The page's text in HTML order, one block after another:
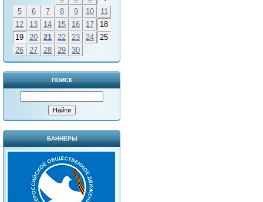
5
6 7 8 9 10
11
12
13 14 15 16 17
18
19
20 21 22 23 24
25
26
27 28 29 30
ПОИСК
БАННЕРЫ